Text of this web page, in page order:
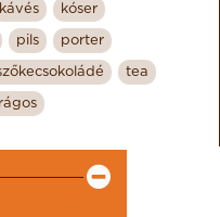
kávés kóser
pils porter
tea